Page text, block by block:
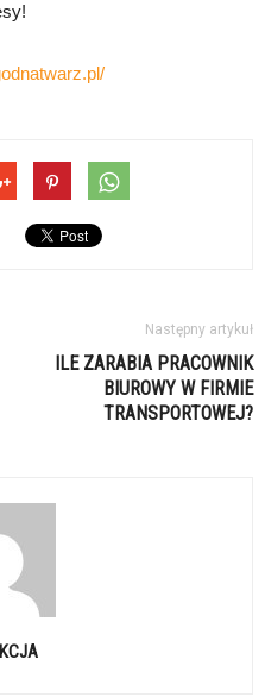
Następny artykuł
ILE ZARABIA PRACOWNIK
BIUROWY W FIRMIE
TRANSPORTOWEJ?